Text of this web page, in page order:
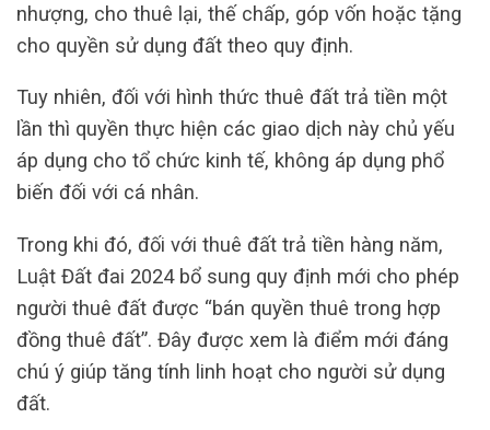
nhượng, cho thuê lại, thế chấp, góp vốn hoặc tặng
cho quyền sử dụng đất theo quy định.
Tuy nhiên, đối với hình thức thuê đất trả tiền một
lần thì quyền thực hiện các giao dịch này chủ yếu
áp dụng cho tổ chức kinh tế, không áp dụng phổ
biến đối với cá nhân.
Trong khi đó, đối với thuê đất trả tiền hàng năm,
Luật Đất đai 2024 bổ sung quy định mới cho phép
người thuê đất được “bán quyền thuê trong hợp
đồng thuê đất”. Đây được xem là điểm mới đáng
chú ý giúp tăng tính linh hoạt cho người sử dụng
đất.